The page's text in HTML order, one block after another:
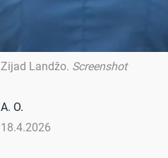
Zijad Landžo. Screenshot
A. O.
18.4.2026